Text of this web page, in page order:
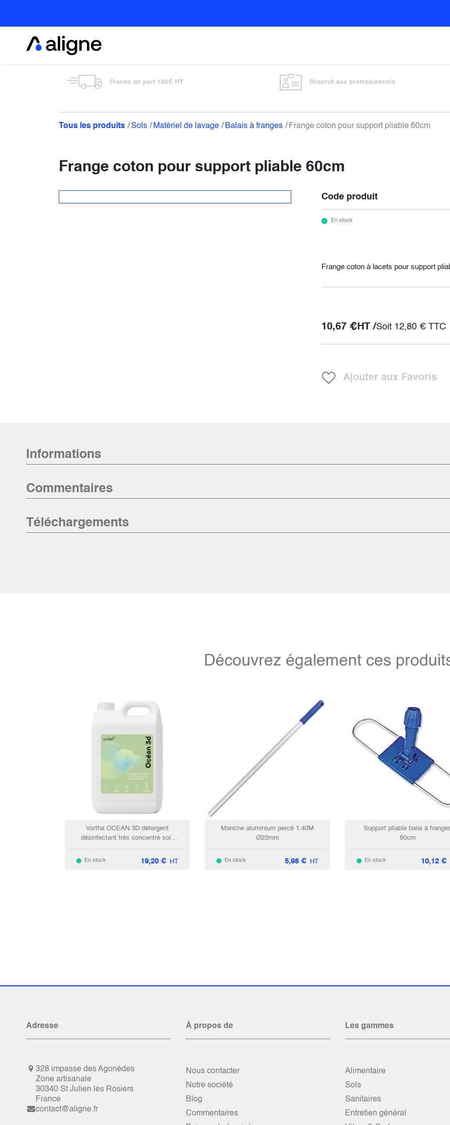
Franco de port 100€ HT Réservé aux professionnels
Tous les produits Sols Matériel de lavage Balais à franges Frange coton pour support pliable 60cm
Frange coton pour support pliable 60cm
Code produit
En stock
Frange coton à lacets pour support
10,67€ HT /Soit 12,80€TTC
Ajouter aux Favoris
Informations
Commentaires
Téléchargements
Découvrez également ces
Vortha OCEAN 3D détergent
désinfectant très concentré sols
fraicheur / 5L
En stock 19,20 € HT
Manche aluminium percé 1,40M
Ø23mm
En stock 5,98 € HT
Support pliable balai à
60cm
En stock 10,12 €
Adresse
328 impasse des Agonèdes
Zone artisanale
30340 St Julien les Rosiers
France
contact@aligne.fr
À propos de
Nous contacter
Notre société
Blog
Commentaires
Les gammes
Alimentaire
Sols
Sanitaires
Entretien général